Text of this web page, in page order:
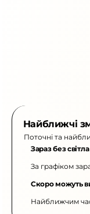
Найближчі
Поточні та
Зараз без світла
За графіком
Скоро можуть
Найближчим